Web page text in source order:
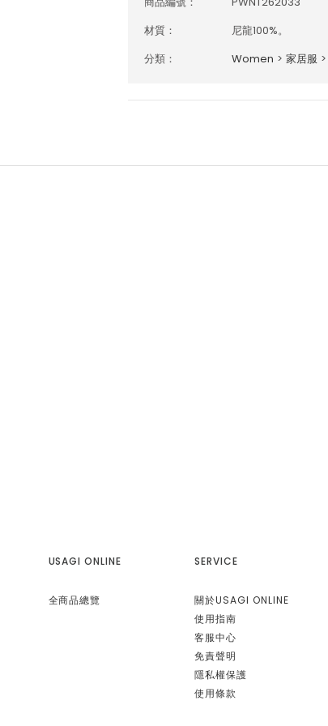
材質：
尼龍100%。
分類：
Women > 家居服 >
USAGI ONLINE
全商品總覽
SERVICE
關於USAGI ONLINE
使用指南
客服中心
免責聲明
隱私權保護
使用條款